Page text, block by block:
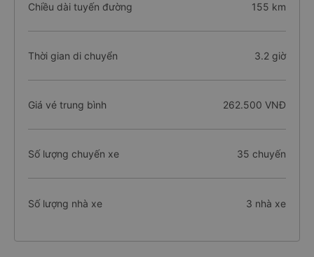
Chiều dài tuyến đường 155 km
Thời gian di chuyển 3.2 giờ
Giá vé trung bình 262.500 VNĐ
Số lượng chuyến xe 35 chuyến
Số lượng nhà xe 3 nhà xe